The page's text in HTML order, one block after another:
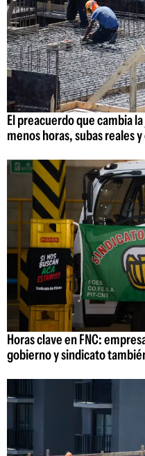
El preacuerdo que cambia
menos horas, subas reales
Horas clave en FNC:
gobierno y sindicato